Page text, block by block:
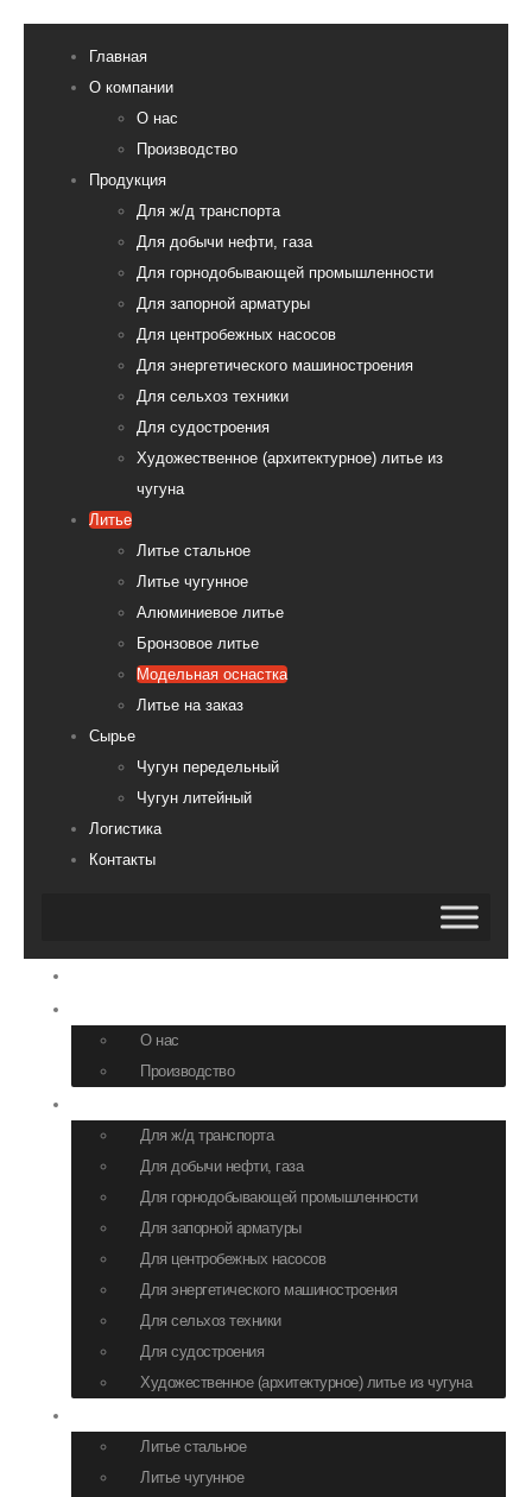
Главная
О компании
О нас
Производство
Продукция
Для ж/д транспорта
Для добычи нефти, газа
Для горнодобывающей промышленности
Для запорной арматуры
Для центробежных насосов
Для энергетического машиностроения
Для сельхоз техники
Для судостроения
Художественное (архитектурное) литье из
чугуна
Литье
Литье стальное
Литье чугунное
Алюминиевое литье
Бронзовое литье
Модельная оснастка
Литье на заказ
Сырье
Чугун передельный
Чугун литейный
Логистика
Контакты
О нас
Производство
Для ж/д транспорта
Для добычи нефти, газа
Для горнодобывающей промышленности
Для запорной арматуры
Для центробежных насосов
Для энергетического машиностроения
Для сельхоз техники
Для судостроения
Художественное (архитектурное) литье из чугуна
Литье стальное
Литье чугунное